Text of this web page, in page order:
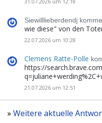
Siewilllieberdendj
wie diese" von den
22.07.2026 um 10:28
Clemens Ratte-Polle
https://
21.07.2026 um 12:51
» Weitere aktuelle